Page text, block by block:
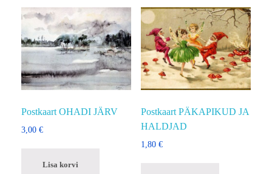
Postkaart OHADI JÄRV
3,00 €
Lisa korvi
Postkaart PÄKAPIKUD JA
HALDJAD
1,80 €